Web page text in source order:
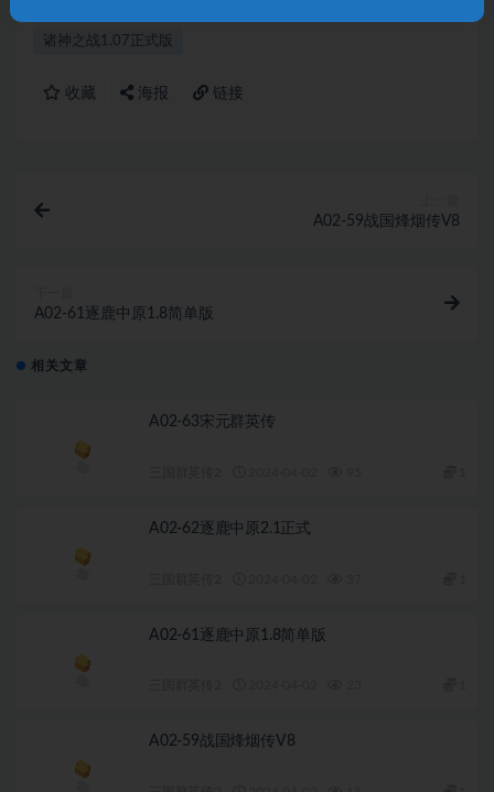
诸神之战1.07正式版
收藏 海报 链接
A02-59战国烽烟传V8
A02-61逐鹿中原1.8简单版
相关文章
A02-63宋元群英传
A02-62逐鹿中原2.1正式
A02-61逐鹿中原1.8简单版
A02-59战国烽烟传V8